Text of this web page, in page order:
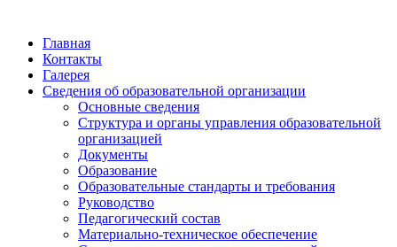
Главная
Контакты
Галерея
Сведения об образовательной организации
Основные сведения
Структура и органы управления образовательной
организацией
Документы
Образование
Образовательные стандарты и требования
Руководство
Педагогический состав
Материально-техническое обеспечение